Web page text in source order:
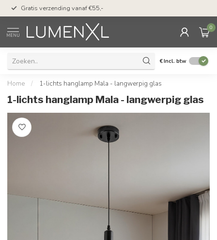
Gratis verzending vanaf €55,-
MENU
0
€Incl. btw
Home / 1-lichts hanglamp Mala - langwerpig glas
1-lichts hanglamp Mala - langwerpig glas